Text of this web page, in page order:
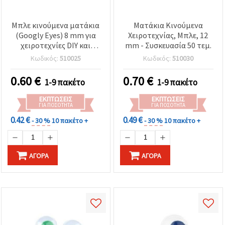
Μπλε κινούμενα ματάκια
(Googly Eyes) 8 mm για
χειροτεχνίες DIY και
διακόσμηση, 50 τεμ.
Κωδικός: 510025
0.60€ 1-9 πακέτο
ΕΚΠΤΏΣΕΙΣ
ΓΙΑ ΠΟΣΌΤΗΤΑ
0.42 €- 30 %10 πακέτο +
ΑΓΟΡΆ
Ματάκια Κινούμενα
Χειροτεχνίας, Μπλε, 12
mm - Συσκευασία 50 τεμ.
Κωδικός: 510030
0.70€ 1-9 πακέτο
ΕΚΠΤΏΣΕΙΣ
ΓΙΑ ΠΟΣΌΤΗΤΑ
0.49 €- 30 %10 πακέτο +
ΑΓΟΡΆ